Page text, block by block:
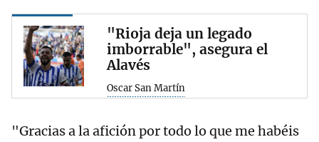
"Rioja deja un legado
imborrable", asegura el
Alavés
Oscar San Martín
"Gracias a la afición por todo lo que me habéis